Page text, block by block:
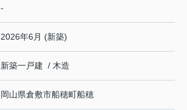
-
2026年6月 (新築)
新築一戸建 / 木造
岡山県倉敷市船穂町船穂